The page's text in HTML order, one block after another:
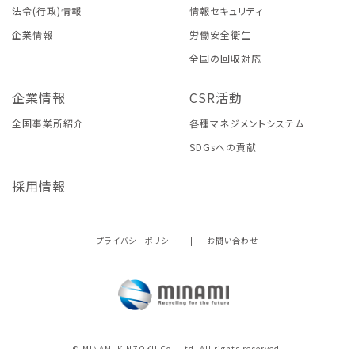
法令(行政)情報
企業情報
情報セキュリティ
労働安全衛生
全国の回収対応
企業情報
全国事業所紹介
CSR活動
各種マネジメントシステム
SDGsへの貢献
採用情報
プライバシーポリシー | お問い合わせ